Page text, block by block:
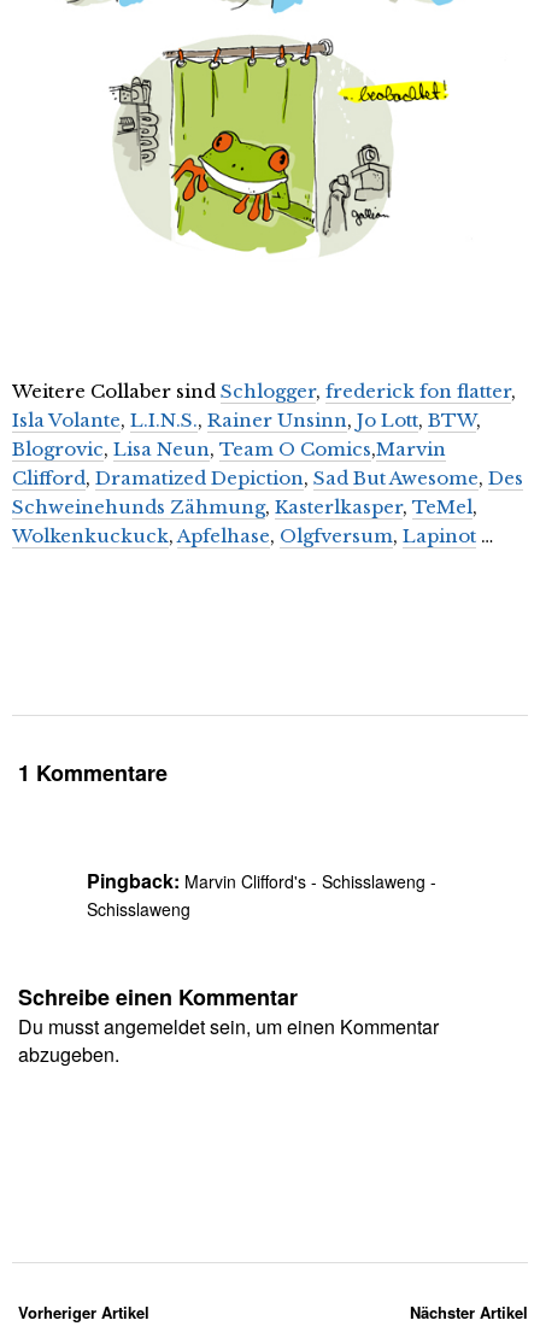
Weitere Collaber sind Schlogger, frederick fon flatter,
Isla Volante, L.I.N.S., Rainer Unsinn, Jo Lott, BTW,
Blogrovic, Lisa Neun, Team O Comics,Marvin
Clifford, Dramatized Depiction, Sad But Awesome, Des
Schweinehunds Zähmung, Kasterlkasper, TeMel,
Wolkenkuckuck, Apfelhase, Olgfversum, Lapinot …
1 Kommentare
Pingback: Marvin Clifford's - Schisslaweng -
Schisslaweng
Schreibe einen Kommentar
Du musstangemeldetsein, um einen Kommentar
abzugeben.
Vorheriger Artikel Nächster Artikel